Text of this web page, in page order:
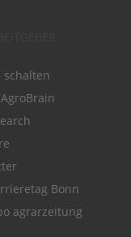
schalten
Bonn
agrarzeitung